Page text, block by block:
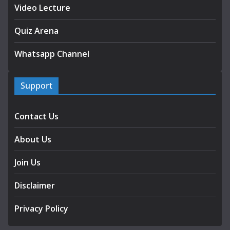
Video Lecture
Quiz Arena
Whatsapp Channel
Support
Contact Us
About Us
Join Us
Disclaimer
Privacy Policy